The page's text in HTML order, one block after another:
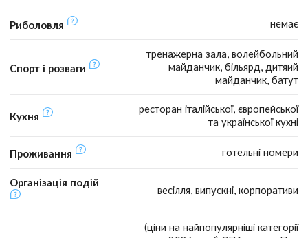
Риболовля немає
Спорт і розваги
тренажерна зала, волейбольний
майданчик, більярд, дитяий
майданчик, батут
Кухня
ресторан італійської, європейської
та української кухні
Проживання готельні номери
Організація подій
весілля, випускні, корпоративи
(ціни на найпопулярніші категорії